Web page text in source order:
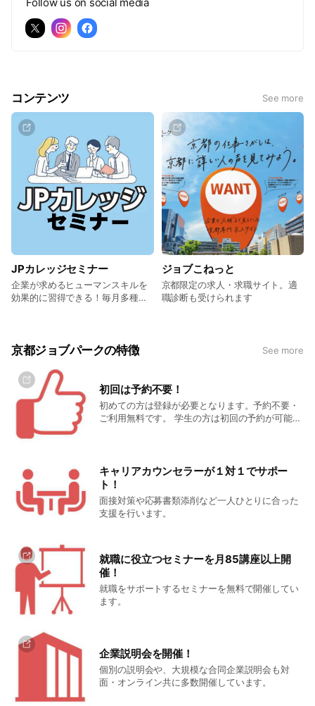
コンテンツ See more
JPカレッジセミナー
企業が求めるヒューマンスキルを
効果的に習得できる！毎月多種多
ジョブこねっと
京都限定の求人・求職サイト。適
職診断も受けられます
京都ジョブパークの特徴 See more
初回は予約不要！
初めての方は登録が必要となります。予約不要・
ご利用無料です。 学生の方は初回の予約が可能で
キャリアカウンセラーが１対１でサポー
ト！
面接対策や応募書類添削など一人ひとりに合った
支援を行います。
就職に役立つセミナーを月85講座以上開
催！
就職をサポートするセミナーを無料で開催してい
ます。
企業説明会を開催！
個別の説明会や、大規模な合同企業説明会も対
面・オンライン共に多数開催しています。